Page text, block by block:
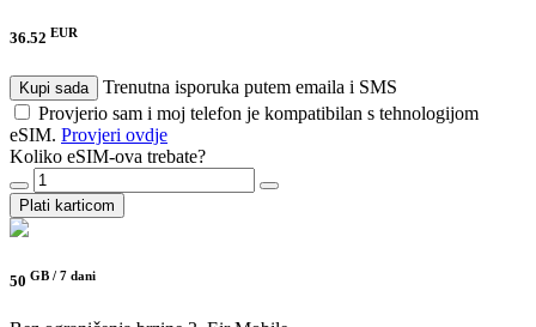
36.52 EUR
Kupi sada
Trenutna isporuka putem emaila i SMS
Provjerio sam i moj telefon je kompatibilan s tehnologijom
eSIM. Provjeri ovdje
Koliko eSIM-ova trebate?
Plati karticom
50 GB / 7 dani